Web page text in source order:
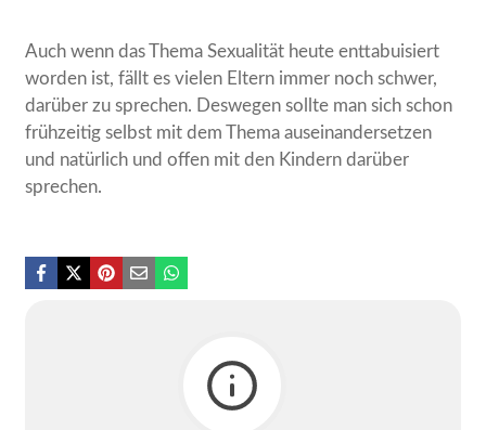
Auch wenn das Thema Sexualität heute enttabuisiert
worden ist, fällt es vielen Eltern immer noch schwer,
darüber zu sprechen. Deswegen sollte man sich schon
frühzeitig selbst mit dem Thema auseinandersetzen
und natürlich und offen mit den Kindern darüber
sprechen.